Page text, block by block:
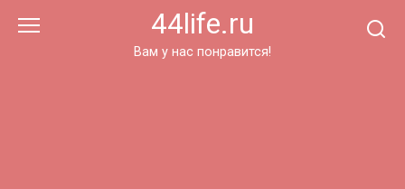
44life.ru
Вам у нас понравится!